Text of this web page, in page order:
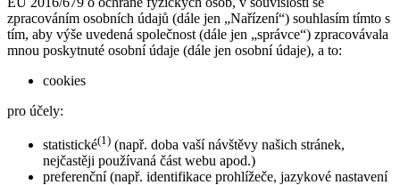
zpracováním osobních údajů (dále jen „Nařízení“) souhlasím tímto s
tím, aby výše uvedená společnost (dále jen „správce“) zpracovávala
mnou poskytnuté osobní údaje (dále jen osobní údaje), a to:
cookies
pro účely:
statistické(1) (např. doba vaší návštěvy našich stránek,
nejčastěji používaná část webu apod.)
preferenční (např. identifikace prohlížeče, jazykové nastavení